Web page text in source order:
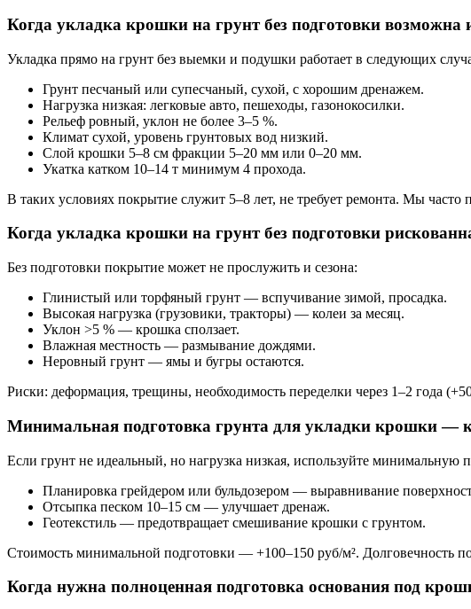
Когда укладка крошки на грунт без подготовки возможна
Укладка прямо на грунт без выемки и подушки работает в следующих
Грунт песчаный или супесчаный, сухой, с хорошим дренажем.
Нагрузка низкая: легковые авто, пешеходы, газонокосилки.
Рельеф ровный, уклон не более 3–5 %.
Климат сухой, уровень грунтовых вод низкий.
Слой крошки 5–8 см фракции 5–20 мм или 0–20 мм.
Укатка катком 10–14 т минимум 4 прохода.
В таких условиях покрытие служит 5–8 лет, не требует ремонта. Мы
Когда укладка крошки на грунт без подготовки
Без подготовки покрытие может не прослужить и сезона:
Глинистый или торфяный грунт — вспучивание зимой, просадка.
Высокая нагрузка (грузовики, тракторы) — колеи за месяц.
Уклон >5 % — крошка сползает.
Влажная местность — размывание дождями.
Неровный грунт — ямы и бугры остаются.
Риски: деформация, трещины, необходимость переделки через 1–2 года
Минимальная подготовка грунта для укладки крошки —
Если грунт не идеальный, но нагрузка низкая, используйте минимальную
Планировка грейдером или бульдозером — выравнивание
Отсыпка песком 10–15 см — улучшает дренаж.
Геотекстиль — предотвращает смешивание крошки с грунтом.
Стоимость минимальной подготовки — +100–150 руб/м². Долговечность
Когда нужна полноценная подготовка основания под